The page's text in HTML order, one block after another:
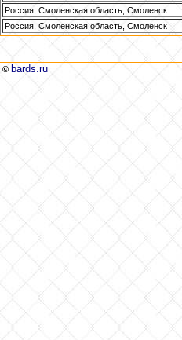
Россия, Смоленская область, Смоленск
Россия, Смоленская область, Смоленск
© bards.ru